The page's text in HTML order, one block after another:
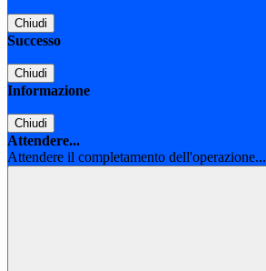
Chiudi
Successo
Chiudi
Informazione
Chiudi
Attendere...
Attendere il completamento dell'operazione...